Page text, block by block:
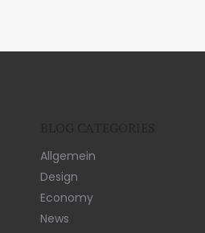
Allgemein
Design
Economy
News